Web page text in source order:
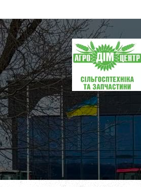
ПП
"Агродім-
центр"
-
продаж
техніки
та
запчастин